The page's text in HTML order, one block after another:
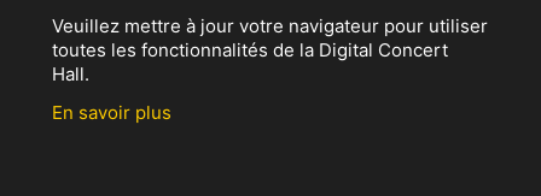
Veuillez mettre à jour votre navigateur pour utiliser
toutes les fonctionnalités de la Digital Concert
Hall.
En savoir plus